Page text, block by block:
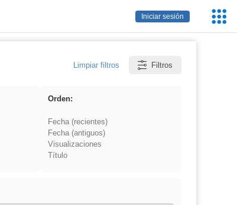
Iniciar sesión
Limpiar filtros Filtros
Orden:
Fecha (recientes)
Fecha (antiguos)
Visualizaciones
Título